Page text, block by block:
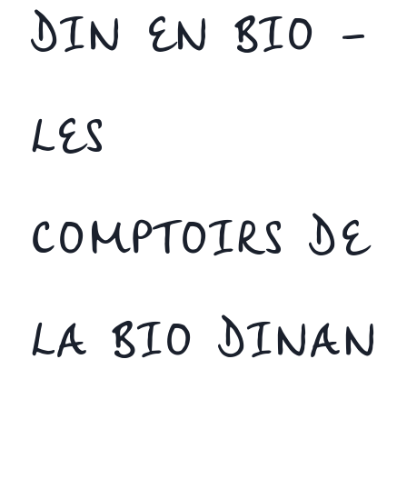
DIN EN BIO –
LES
COMPTOIRS DE
LA BIO DINAN